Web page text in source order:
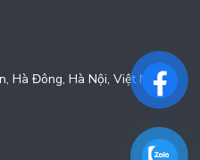
Hà Đông, Hà Nội, Việt Nam